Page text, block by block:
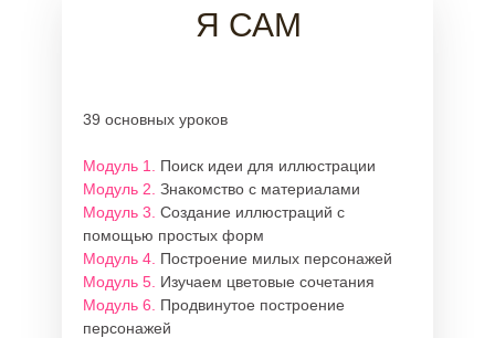
Я САМ
39 основных уроков
Модуль 1. Поиск идеи для иллюстрации
Модуль 2. Знакомство с материалами
Модуль 3. Создание иллюстраций с
помощью простых форм
Модуль 4. Построение милых персонажей
Модуль 5. Изучаем цветовые сочетания
Модуль 6.
Продвинутое построение
персонажей